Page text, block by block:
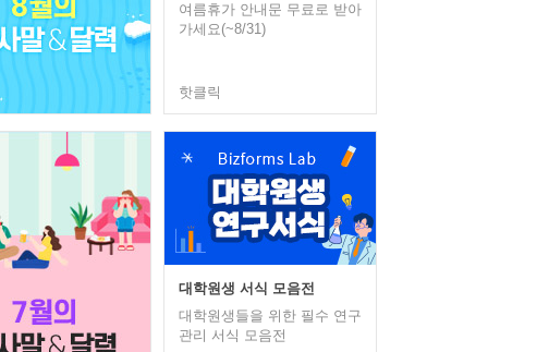
여름휴가 안내문 무료로 받아
가세요(~8/31)
핫클릭
대학원생 서식 모음전
대학원생들을 위한 필수 연구
관리 서식 모음전